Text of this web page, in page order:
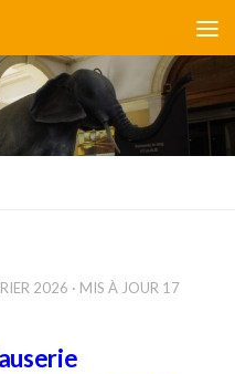
2026 · MIS À JOUR 17